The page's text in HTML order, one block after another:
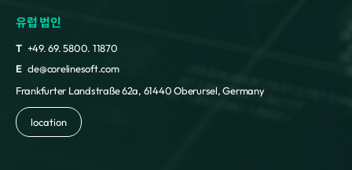
유럽 법인
T +49. 69. 5800. 11870
E cle@corelinesoft.com
Frankfurter Landstraße 62a, 61440 Oberursel, Germany
location